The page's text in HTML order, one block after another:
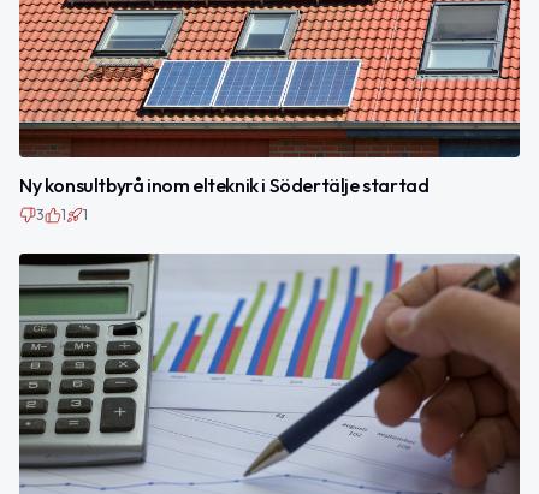
Ny konsultbyrå inom elteknik i Södertälje startad
3 1 1